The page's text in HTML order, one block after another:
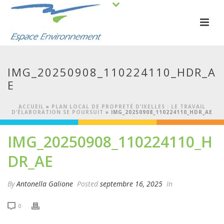
IMG_20250908_110224110_HDR_A
E
ACCUEIL » PLAN LOCAL DE PROPRETÉ D’IXELLES : LE TRAVAIL
D’ÉLABORATION SE POURSUIT » IMG_20250908_110224110_HDR_AE
IMG_20250908_110224110_H
DR_AE
ByAntonella Galione Posted septembre 16, 2025 In
0